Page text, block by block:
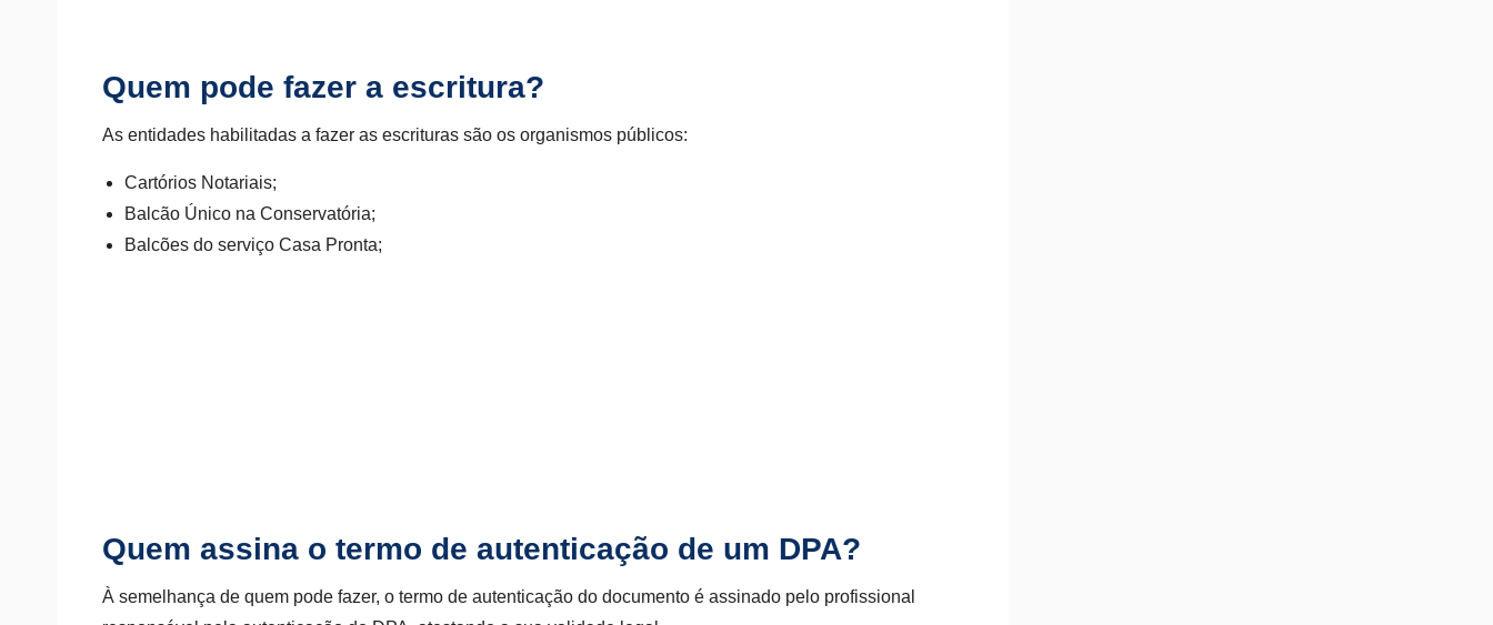
Quem pode fazer a escritura?
As entidades habilitadas a fazer as escrituras são os organismos públicos:
Cartórios Notariais;
Balcão Único na Conservatória;
Balcões do serviço Casa Pronta;
Quem assina o termo de autenticação de um DPA?
À semelhança de quem pode fazer, o termo de autenticação do documento é assinado pelo profissional